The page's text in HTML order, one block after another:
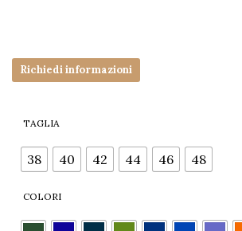
Richiedi informazioni
TAGLIA
38 40 42 44 46 48
COLORI